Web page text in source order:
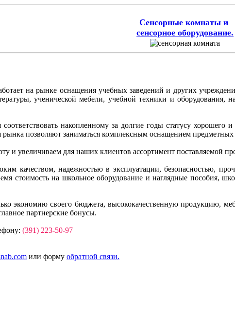
Сенсорные комнаты и
сенсорное оборудование.
на рынке оснащения учебных заведений и других
ученической мебели, учебной техники и
накопленному за долгие годы статусу
позволяют заниматься комплексным оснащением
и увеличиваем для наших клиентов ассортимент поставляемой
качеством, надежностью в эксплуатации, безопасностью,
стоимость на школьное оборудование и наглядные пособия,
экономию своего бюджета, высококачественную продукцию,
партнерские бонусы.
(391) 223-50-97
или форму обратной связи.